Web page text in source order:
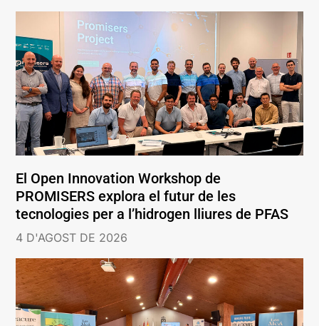
El Open Innovation Workshop de
PROMISERS explora el futur de les
tecnologies per a l’hidrogen lliures de PFAS
4 D'AGOST DE 2026